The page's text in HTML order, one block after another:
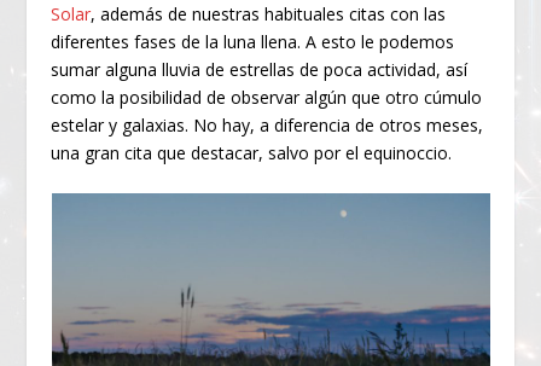
Solar, además de nuestras habituales citas con las
diferentes fases de la luna llena. A esto le podemos
sumar alguna lluvia de estrellas de poca actividad, así
como la posibilidad de observar algún que otro cúmulo
estelar y galaxias. No hay, a diferencia de otros meses,
una gran cita que destacar, salvo por el equinoccio.